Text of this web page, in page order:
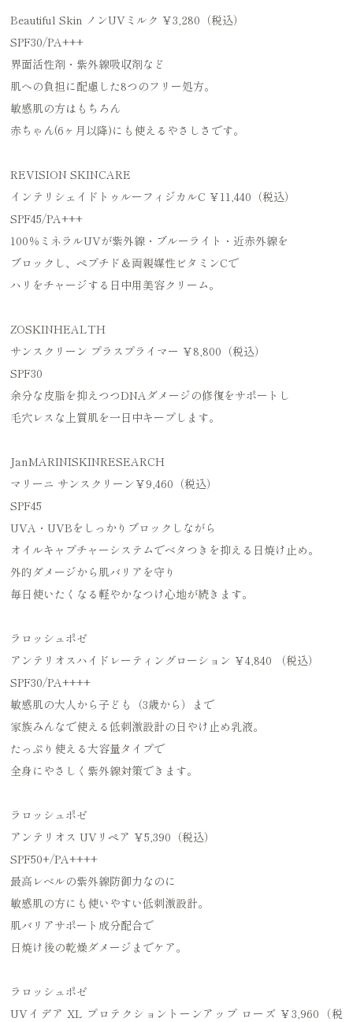
Beautiful Skin ノンUVミルク ￥3,280（税込）
SPF30/PA+++
界面活性剤・紫外線吸収剤など
肌への負担に配慮した8つのフリー処方。
敏感肌の方はもちろん
赤ちゃん(6ヶ月以降)にも使えるやさしさです。
REVISION SKINCARE
インテリシェイドトゥルーフィジカルC ￥11,440（税込）
SPF45/PA+++
100％ミネラルUVが紫外線・ブルーライト・近赤外線を
ブロックし、ペプチド＆両親媒性ビタミンCで
ハリをチャージする日中用美容クリーム。
ZOSKINHEALTH
サンスクリーン プラスプライマー ￥8,800（税込）
SPF30
余分な皮脂を抑えつつDNAダメージの修復をサポートし
毛穴レスな上質肌を一日中キープします。
JanMARINISKINRESEARCH
マリーニ サンスクリーン￥9,460（税込）
SPF45
UVA・UVBをしっかりブロックしながら
オイルキャプチャーシステムでベタつきを抑える日焼け止め。
外的ダメージから肌バリアを守り
毎日使いたくなる軽やかなつけ心地が続きます。
ラロッシュポゼ
アンテリオスハイドレーティングローション ￥4,840 （税込）
SPF30/PA++++
敏感肌の大人から子ども（3歳から）まで
家族みんなで使える低刺激設計の日やけ止め乳液。
たっぷり使える大容量タイプで
全身にやさしく紫外線対策できます。
ラロッシュポゼ
アンテリオス UVリペア ￥5,390（税込）
SPF50+/PA++++
最高レベルの紫外線防御力なのに
敏感肌の方にも使いやすい低刺激設計。
肌バリアサポート成分配合で
日焼け後の乾燥ダメージまでケア。
ラロッシュポゼ
UVイデア XL プロテクショントーンアップ ローズ ￥3,960（税